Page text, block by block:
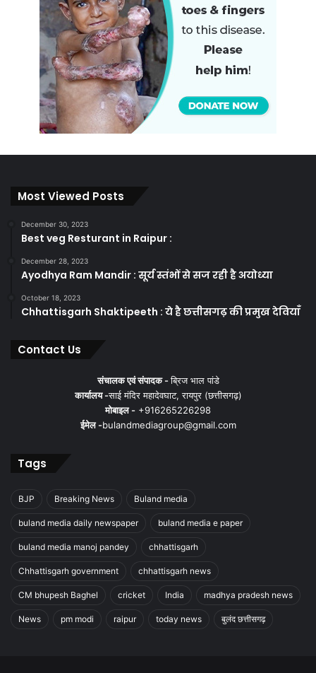
Most Viewed Posts
December 30, 2023
Best veg Resturant in Raipur :
December 28, 2023
Ayodhya Ram Mandir : सूर्य स्तंभों से सज रही है अयोध्या
October 18, 2023
Chhattisgarh Shaktipeeth : ये है छत्तीसगढ़ की प्रमुख देवियाँ
Contact Us
संचालक एवं संपादक -ब्रिज भाल पांडे
कार्यालय -साई मंदिर महादेवघाट, रायपुर (छत्तीसगढ़)
मोबाइल - +916265226298
ईमेल -bulandmediagroup@gmail.com
Tags
BJP Breaking News Buland media
buland media daily newspaper buland media e paper
buland media manoj pandey chhattisgarh
Chhattisgarh government chhattisgarh news
CM bhupesh Baghel cricket India madhya pradesh news
News pm modi raipur today news बुलंद छत्तीसगढ़